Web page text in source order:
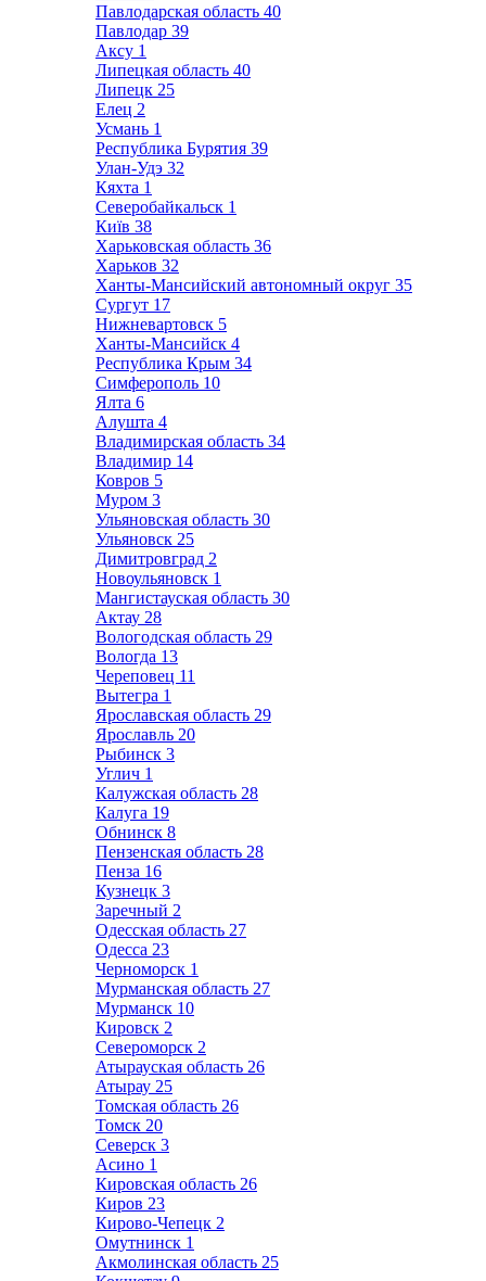
Павлодарская область 40
Павлодар 39
Аксу 1
Липецкая область 40
Липецк 25
Елец 2
Усмань 1
Республика Бурятия 39
Улан-Удэ 32
Кяхта 1
Северобайкальск 1
Київ 38
Харьковская область 36
Харьков 32
Ханты-Мансийский автономный округ 35
Сургут 17
Нижневартовск 5
Ханты-Мансийск 4
Республика Крым 34
Симферополь 10
Ялта 6
Алушта 4
Владимирская область 34
Владимир 14
Ковров 5
Муром 3
Ульяновская область 30
Ульяновск 25
Димитровград 2
Новоульяновск 1
Мангистауская область 30
Актау 28
Вологодская область 29
Вологда 13
Череповец 11
Вытегра 1
Ярославская область 29
Ярославль 20
Рыбинск 3
Углич 1
Калужская область 28
Калуга 19
Обнинск 8
Пензенская область 28
Пенза 16
Кузнецк 3
Заречный 2
Одесская область 27
Одесса 23
Черноморск 1
Мурманская область 27
Мурманск 10
Кировск 2
Североморск 2
Атырауская область 26
Атырау 25
Томская область 26
Томск 20
Северск 3
Асино 1
Кировская область 26
Киров 23
Кирово-Чепецк 2
Омутнинск 1
Акмолинская область 25